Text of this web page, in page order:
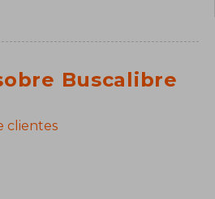
Buscalibre
clientes